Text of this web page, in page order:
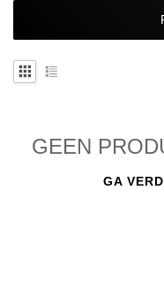
GEEN
GA